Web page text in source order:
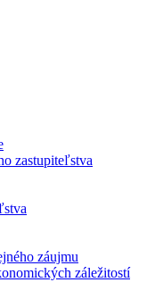
zastupiteľstva
záujmu
záležitostí